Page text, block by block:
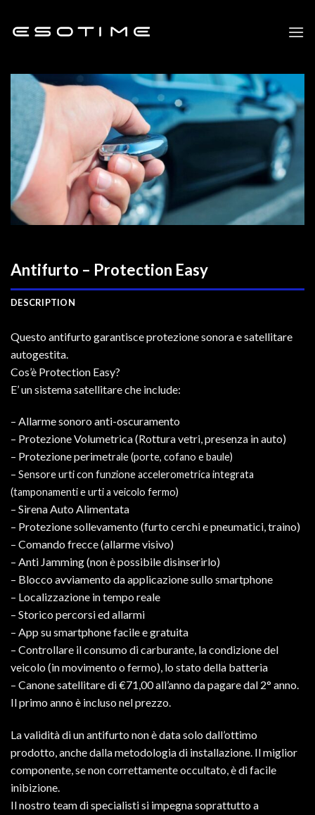
Antifurto – Protection Easy
DESCRIPTION
Questo antifurto garantisce protezione sonora e satellitare
autogestita.
Cos’è Protection Easy?
E’ un sistema satellitare che include:
– Allarme sonoro anti-oscuramento
– Protezione Volumetrica (Rottura vetri, presenza in auto)
– Protezione perimetrale (porte, cofano e baule)
– Sensore urti con funzione accelerometrica integrata
(tamponamenti e urti a veicolo fermo)
– Sirena Auto Alimentata
– Protezione sollevamento (furto cerchi e pneumatici, traino)
– Comando frecce (allarme visivo)
– Anti Jamming (non è possibile disinserirlo)
– Blocco avviamento da applicazione sullo smartphone
– Localizzazione in tempo reale
– Storico percorsi ed allarmi
– App su smartphone facile e gratuita
– Controllare il consumo di carburante, la condizione del
veicolo (in movimento o fermo), lo stato della batteria
– Canone satellitare di €71,00 all’anno da pagare dal 2° anno.
Il primo anno è incluso nel prezzo.
La validità di un antifurto non è data solo dall’ottimo
prodotto, anche dalla metodologia di installazione. Il miglior
componente, se non correttamente occultato, è di facile
inibizione.
Il nostro team di specialisti si impegna soprattutto a